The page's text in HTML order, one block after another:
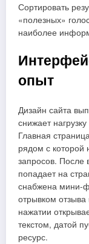
Сортировать
«полезных»
наиболее
опыт
Дизайн сайта
снижает
Главная
рядом с которой
запросов. После
попадает на
снабжена
отрывком
нажатии
текстом, датой
ресурс.